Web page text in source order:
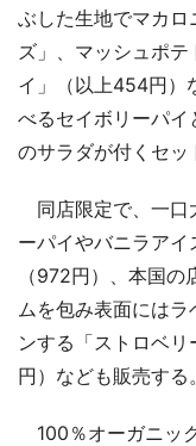
ぶした生地でマカ
ズ」、マッシュポ
イ」（以上454円）
べるセイボリーパ
のサラダが付くセッ
同店限定で、一口
ーパイやバニラア
（972円）、本国
ムを包み表面には
ンする「ストロベ
円）なども販売する。
100％オーガニッ